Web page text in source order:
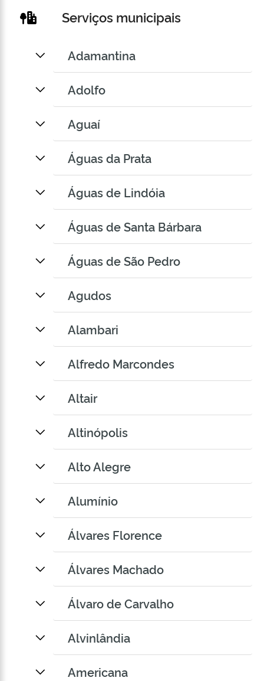
Serviços municipais
Adamantina
Adolfo
Aguaí
Águas da Prata
Águas de Lindóia
Águas de Santa Bárbara
Águas de São Pedro
Agudos
Alambari
Alfredo Marcondes
Altair
Altinópolis
Alto Alegre
Alumínio
Álvares Florence
Álvares Machado
Álvaro de Carvalho
Alvinlândia
Americana